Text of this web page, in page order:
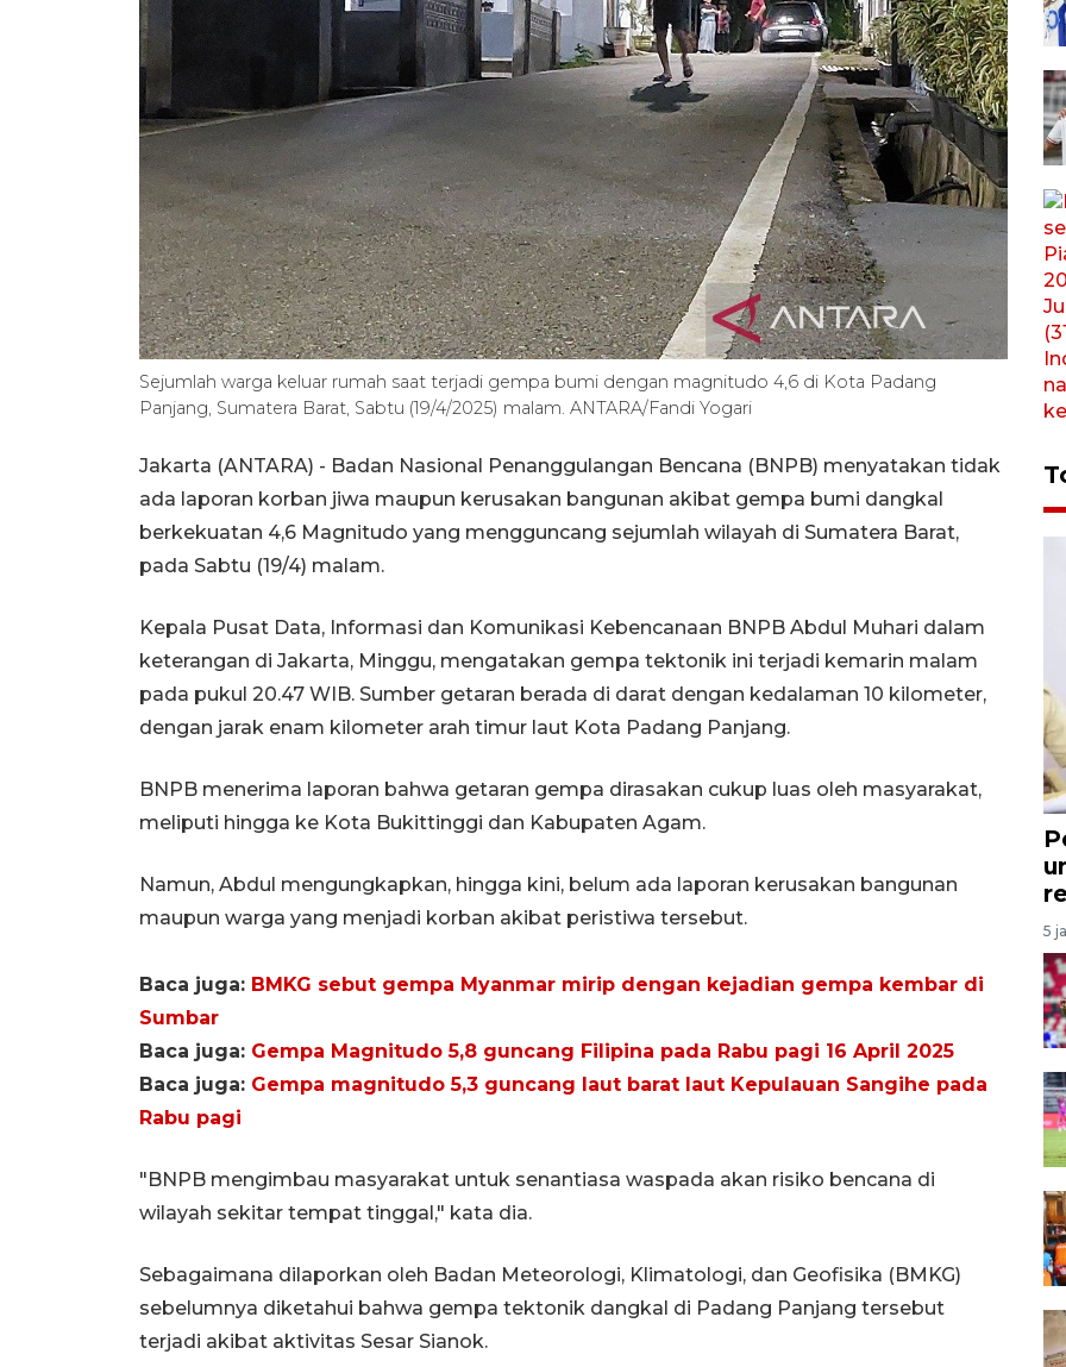
Sejumlah warga keluar rumah saat terjadi gempa bumi dengan magnitudo 4,6 di Kota Padang
Panjang, Sumatera Barat, Sabtu (19/4/2025) malam. ANTARA/Fandi Yogari
Jakarta (ANTARA) - Badan Nasional Penanggulangan Bencana (BNPB) menyatakan tidak
ada laporan korban jiwa maupun kerusakan bangunan akibat gempa bumi dangkal
berkekuatan 4,6 Magnitudo yang mengguncang sejumlah wilayah di Sumatera Barat,
pada Sabtu (19/4) malam.
Kepala Pusat Data, Informasi dan Komunikasi Kebencanaan BNPB Abdul Muhari dalam
keterangan di Jakarta, Minggu, mengatakan gempa tektonik ini terjadi kemarin malam
pada pukul 20.47 WIB. Sumber getaran berada di darat dengan kedalaman 10 kilometer,
dengan jarak enam kilometer arah timur laut Kota Padang Panjang.
BNPB menerima laporan bahwa getaran gempa dirasakan cukup luas oleh masyarakat,
meliputi hingga ke Kota Bukittinggi dan Kabupaten Agam.
Namun, Abdul mengungkapkan, hingga kini, belum ada laporan kerusakan bangunan
maupun warga yang menjadi korban akibat peristiwa tersebut.
Baca juga: BMKG sebut gempa Myanmar mirip dengan kejadian gempa kembar di
Sumbar
Baca juga: Gempa Magnitudo 5,8 guncang Filipina pada Rabu pagi 16 April 2025
Baca juga: Gempa magnitudo 5,3 guncang laut barat laut Kepulauan Sangihe pada
Rabu pagi
"BNPB mengimbau masyarakat untuk senantiasa waspada akan risiko bencana di
wilayah sekitar tempat tinggal," kata dia.
Sebagaimana dilaporkan oleh Badan Meteorologi, Klimatologi, dan Geofisika (BMKG)
sebelumnya diketahui bahwa gempa tektonik dangkal di Padang Panjang tersebut
terjadi akibat aktivitas Sesar Sianok.
5